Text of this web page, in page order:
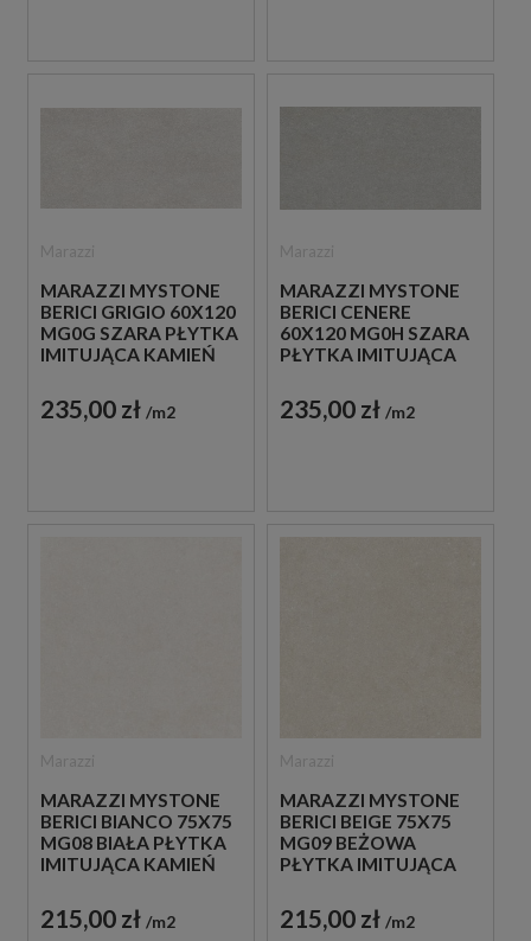
MARAZZI MYSTONE
BERICI GRIGIO 60X120
MG0G SZARA PŁYTKA
IMITUJĄCA KAMIEŃ
235,00 zł m2
MARAZZI MYSTONE
BERICI CENERE
60X120 MG0H SZARA
PŁYTKA IMITUJĄCA
235,00 zł m2
MARAZZI MYSTONE
BERICI BIANCO 75X75
MG08 BIAŁA PŁYTKA
IMITUJĄCA KAMIEŃ
215,00 zł m2
MARAZZI MYSTONE
BERICI BEIGE 75X75
MG09 BEŻOWA
PŁYTKA IMITUJĄCA
215,00 zł m2